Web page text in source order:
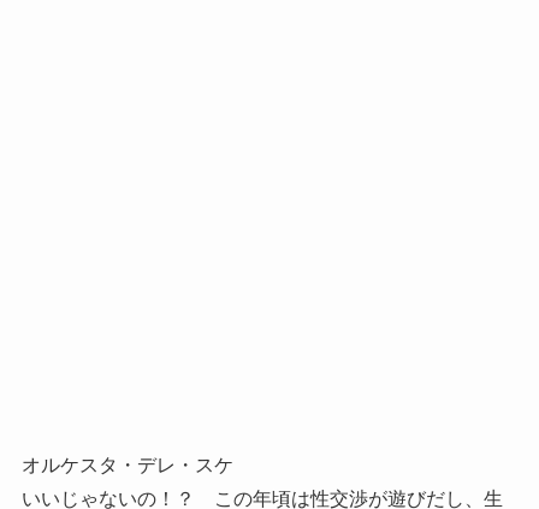
オルケスタ・デレ・スケ
いいじゃないの！？ この年頃は性交渉が遊びだし、生